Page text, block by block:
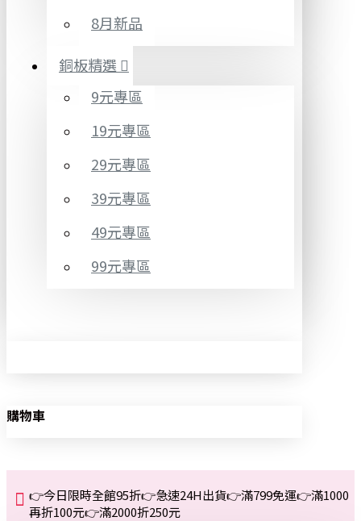
8月新品
銅板精選
9元專區
19元專區
29元專區
39元專區
49元專區
99元專區
購物車
👉今日限時全館95折👉急速24H出貨👉滿799免運👉滿1000
再折100元👉滿2000折250元